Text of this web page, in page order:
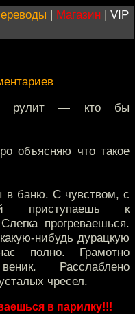
| Магазин | VIP
рулит — кто бы
объясняю что такое
в баню. С чувством, с
приступаешь к
прогреваешься.
нибудь дурацкую
полно. Грамотно
Расслаблено
чресел.
в парилку!!!